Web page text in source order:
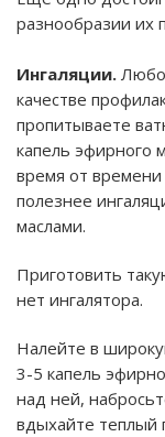
разнообразии их
Ингаляции.
качестве
пропитываете
капель эфирного
время от
полезнее
маслами.
Приготовить
нет ингалятора.
Налейте в
3-5 капель
над ней,
вдыхайте теплый